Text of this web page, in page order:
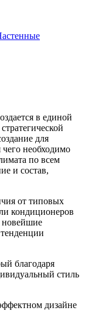
в единой
для
чего необходимо
по всем
и состав,
от типовых
кондиционеров
благодаря
стиль
дизайне